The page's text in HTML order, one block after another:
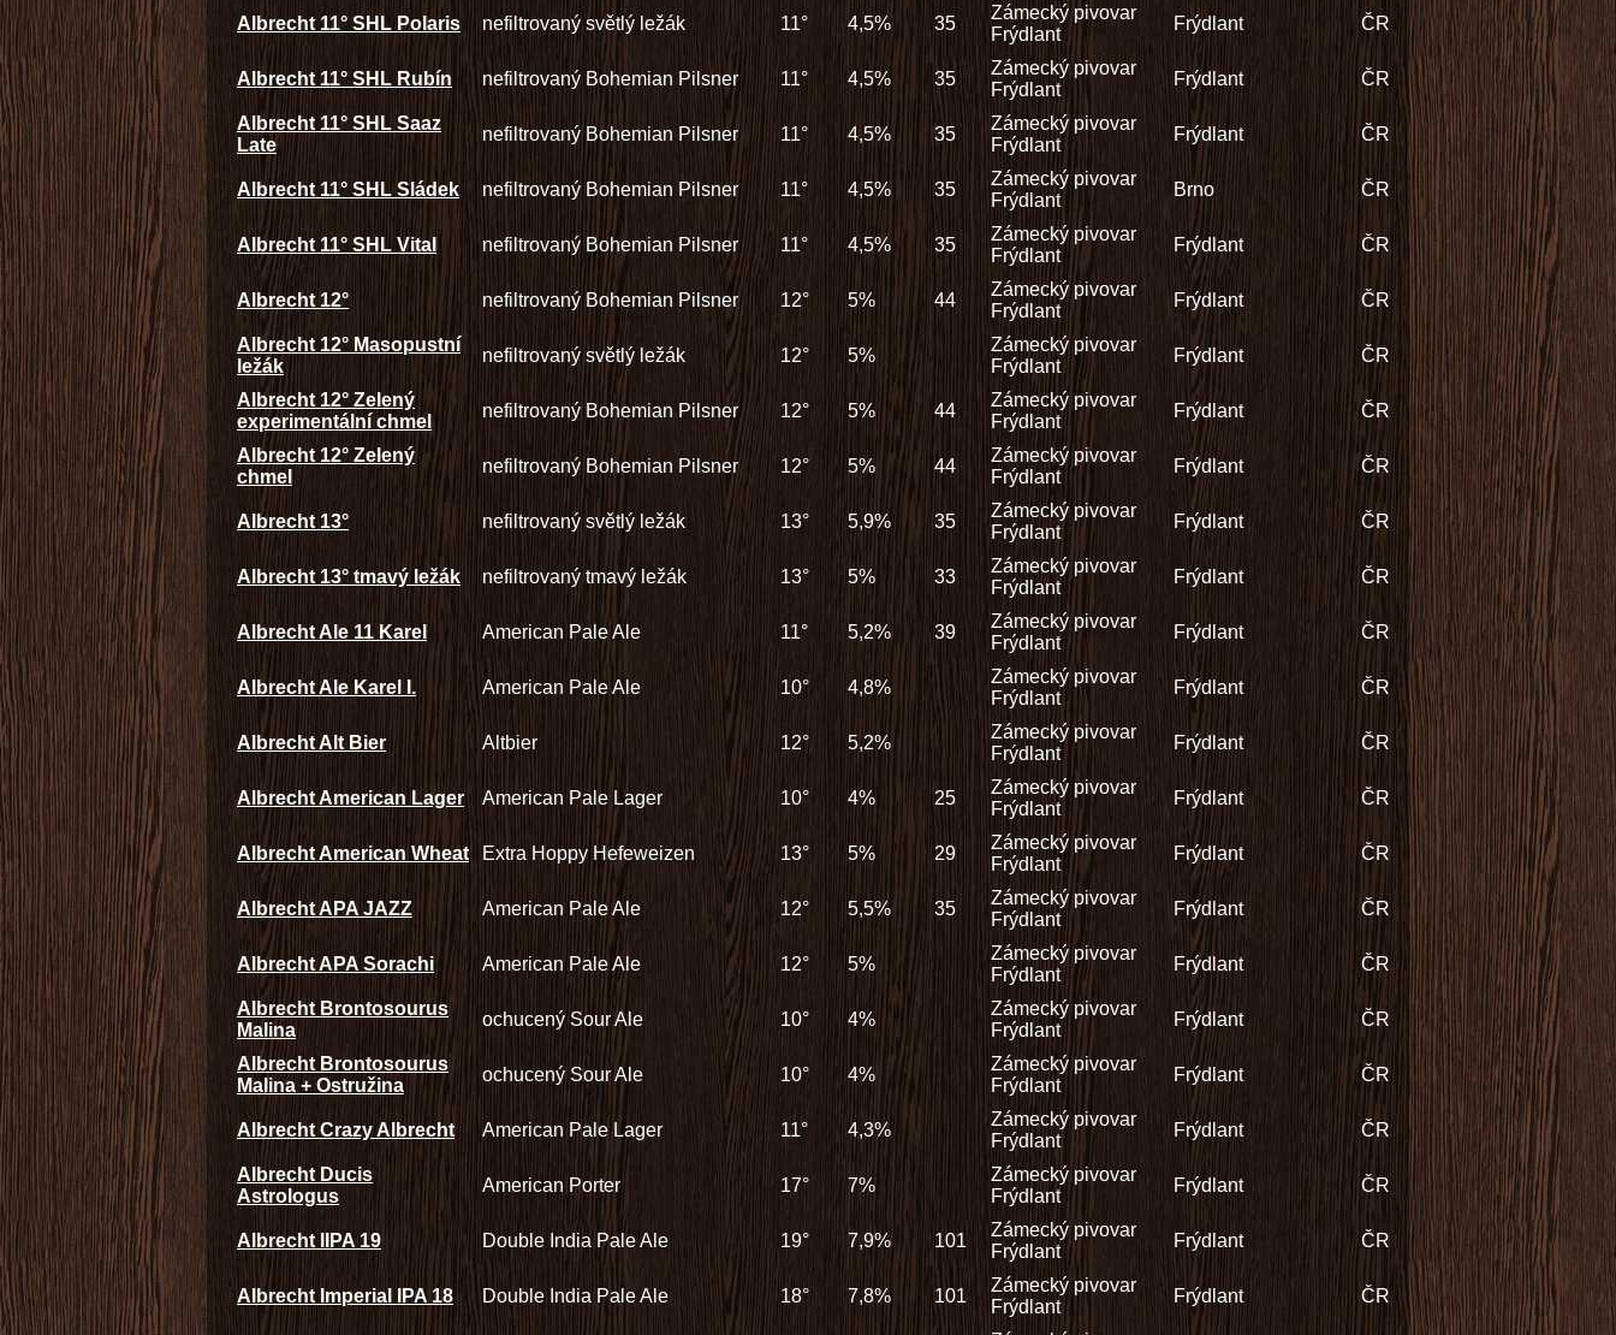
Albrecht 11° SHL Polaris nefiltrovaný světlý ležák 11° 4,5% 35
Zámecký pivovar
Frýdlant
Frýdlant ČR
Albrecht 11° SHL Rubín nefiltrovaný Bohemian Pilsner 11° 4,5% 35
Zámecký pivovar
Frýdlant
Frýdlant ČR
Albrecht 11° SHL Saaz
Late
nefiltrovaný Bohemian Pilsner 11° 4,5% 35
Zámecký pivovar
Frýdlant
Frýdlant ČR
Albrecht 11° SHL Sládek nefiltrovaný Bohemian Pilsner 11° 4,5% 35
Zámecký pivovar
Frýdlant
Brno ČR
Albrecht 11° SHL Vital nefiltrovaný Bohemian Pilsner 11° 4,5% 35
Zámecký pivovar
Frýdlant
Frýdlant ČR
Albrecht 12° nefiltrovaný Bohemian Pilsner 12° 5% 44
Zámecký pivovar
Frýdlant
Frýdlant ČR
Albrecht 12° Masopustní
ležák
nefiltrovaný světlý ležák 12° 5%
Zámecký pivovar
Frýdlant
Frýdlant ČR
Albrecht 12° Zelený
experimentální chmel
nefiltrovaný Bohemian Pilsner 12° 5% 44
Zámecký pivovar
Frýdlant
Frýdlant ČR
Albrecht 12° Zelený
chmel
nefiltrovaný Bohemian Pilsner 12° 5% 44
Zámecký pivovar
Frýdlant
Frýdlant ČR
Albrecht 13° nefiltrovaný světlý ležák 13° 5,9% 35
Zámecký pivovar
Frýdlant
Frýdlant ČR
Albrecht 13° tmavý ležák nefiltrovaný tmavý ležák 13° 5% 33
Zámecký pivovar
Frýdlant
Frýdlant ČR
Albrecht Ale 11 Karel American Pale Ale 11° 5,2% 39
Zámecký pivovar
Frýdlant
Frýdlant ČR
Albrecht Ale Karel I. American Pale Ale 10° 4,8%
Zámecký pivovar
Frýdlant
Frýdlant ČR
Albrecht Alt Bier Altbier 12° 5,2%
Zámecký pivovar
Frýdlant
Frýdlant ČR
Albrecht American Lager American Pale Lager 10° 4% 25
Zámecký pivovar
Frýdlant
Frýdlant ČR
Albrecht American Wheat Extra Hoppy Hefeweizen 13° 5% 29
Zámecký pivovar
Frýdlant
Frýdlant ČR
Albrecht APA JAZZ American Pale Ale 12° 5,5% 35
Zámecký pivovar
Frýdlant
Frýdlant ČR
Albrecht APA Sorachi American Pale Ale 12° 5%
Zámecký pivovar
Frýdlant
Frýdlant ČR
Albrecht Brontosourus
Malina
ochucený Sour Ale 10° 4%
Zámecký pivovar
Frýdlant
Frýdlant ČR
Albrecht Brontosourus
Malina + Ostružina
ochucený Sour Ale 10° 4%
Zámecký pivovar
Frýdlant
Frýdlant ČR
Albrecht Crazy Albrecht American Pale Lager 11° 4,3%
Zámecký pivovar
Frýdlant
Frýdlant ČR
Albrecht Ducis
Astrologus
American Porter 17° 7%
Zámecký pivovar
Frýdlant
Frýdlant ČR
Albrecht IIPA 19 Double India Pale Ale 19° 7,9% 101
Zámecký pivovar
Frýdlant
Frýdlant ČR
Albrecht Imperial IPA 18 Double India Pale Ale 18° 7,8% 101
Zámecký pivovar
Frýdlant
Frýdlant ČR